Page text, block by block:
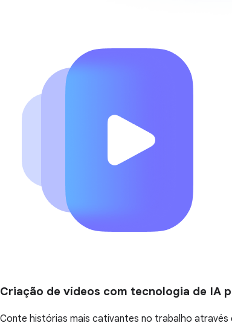
Criação de vídeos com tecnologia de IA
Conte histórias mais cativantes no trabalho